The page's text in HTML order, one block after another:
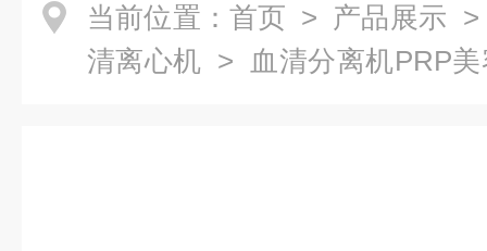
当前位置： 首页 > 产品展示
清离心机 > 血清分离机PRP